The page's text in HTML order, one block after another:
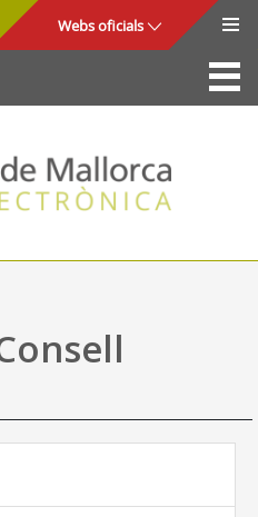
Webs oficials
La Seu
Consell de Mallorca
Accés i seguretat
Utilitats
Ajuda